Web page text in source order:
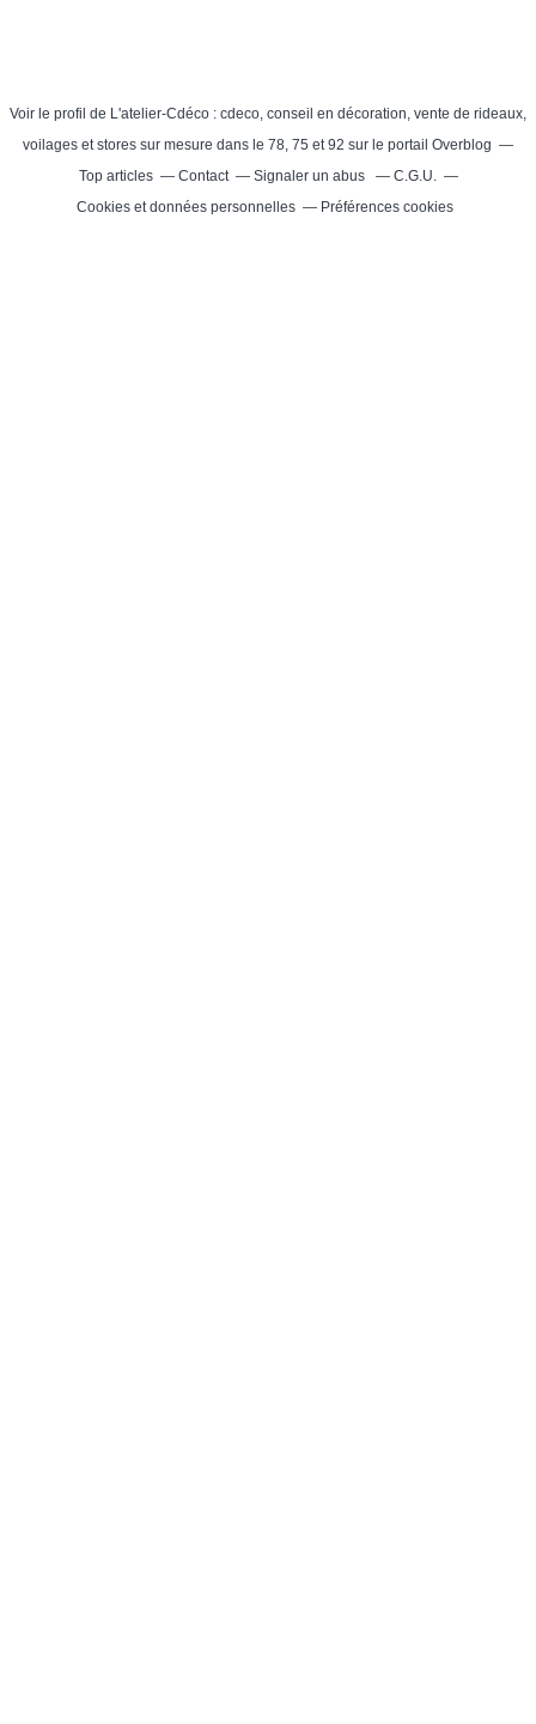
Voir le profil de L'atelier-Cdéco : cdeco, conseil en décoration, vente de rideaux,
voilages et stores sur mesure dans le 78, 75 et 92 sur le portail Overblog
Top articles
Contact Signaler un abus
C.G.U.
Cookies et données personnelles
Préférences cookies